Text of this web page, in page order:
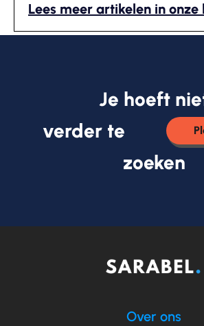
Lees meer artikelen in onze
Je hoeft
verder te
zoeken
Over ons